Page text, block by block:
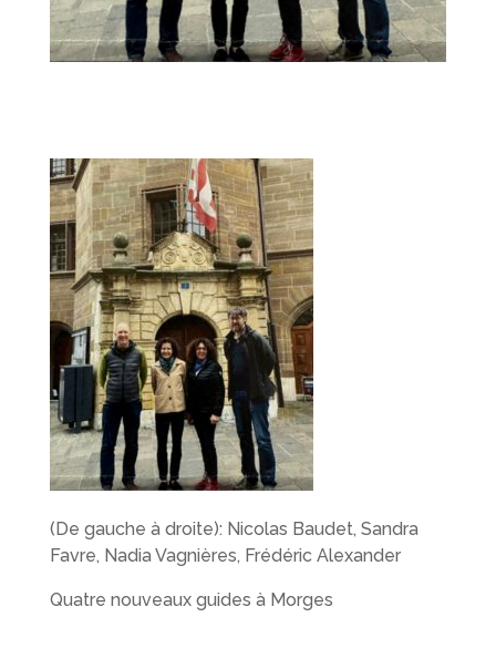
(De gauche à droite): Nicolas Baudet, Sandra
Favre, Nadia Vagnières, Frédéric Alexander
Quatre nouveaux guides à Morges